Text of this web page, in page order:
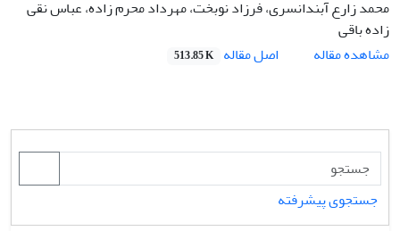
محمد زارع آبندانسری، فرزاد نوبخت، مهرداد محرم زاده، عباس نقی
زاده باقی
مشاهده مقاله
اصل مقاله 513.85 K
جستجوی پیشرفته